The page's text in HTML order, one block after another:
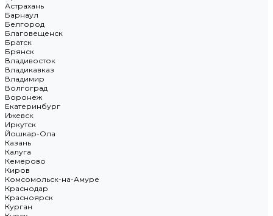
Астрахань
Барнаул
Белгород
Благовещенск
Братск
Брянск
Владивосток
Владикавказ
Владимир
Волгоград
Воронеж
Екатеринбург
Ижевск
Иркутск
Йошкар-Ола
Казань
Калуга
Кемерово
Киров
Комсомольск-на-Амуре
Краснодар
Красноярск
Курган